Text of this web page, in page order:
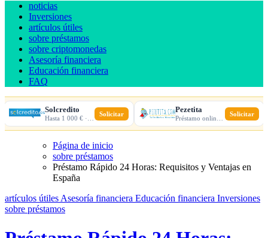
noticias
Inversiones
artículos útiles
sobre préstamos
sobre criptomonedas
Asesoría financiera
Educación financiera
FAQ
Solcredito Solicitar Pezetita Solicitar
Página de inicio
sobre préstamos
Préstamo Rápido 24 Horas: Requisitos y Ventajas en
España
artículos útiles Asesoría financiera Educación financiera Inversiones
sobre préstamos